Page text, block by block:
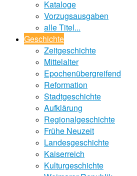
Kataloge
Vorzugsausgaben
alle Titel...
Geschichte
Zeitgeschichte
Mittelalter
Epochenübergreifend
Reformation
Stadtgeschichte
Aufklärung
Regionalgeschichte
Frühe Neuzeit
Landesgeschichte
Kaiserreich
Kulturgeschichte